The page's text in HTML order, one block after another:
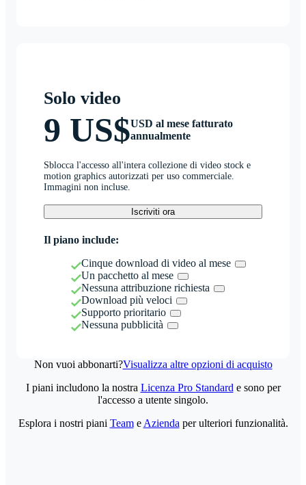
Solo video
9 US$USD al mese fatturato
annualmente
Sblocca l'accesso all'intera collezione di video stock e
motion graphics autorizzati per uso commerciale.
Immagini non incluse.
Iscriviti ora
Il piano include:
Cinque download di video al mese
Un pacchetto al mese
Nessuna attribuzione richiesta
Download più veloci
Supporto prioritario
Nessuna pubblicità
Non vuoi abbonarti?Visualizza altre opzioni di acquisto
I piani includono la nostra Licenza Pro Standard e sono per
l'accesso a utente singolo.
Esplora i nostri piani Teame Azienda per ulteriori funzionalità.